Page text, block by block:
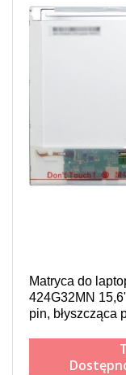
Matryca do
424G32MN
pin, błyszcząca